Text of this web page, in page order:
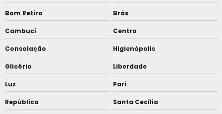
Bom Retiro Brás
Cambuci Centro
Consolação Higienópolis
Glicério Liberdade
Luz Pari
República Santa Cecília